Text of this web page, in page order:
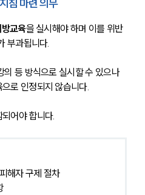
침 마련 의무
교육을 실시해야 하며 이를 위반
부과됩니다.
의 등 방식으로 실시할 수 있으나
로 인정되지 않습니다.
어야 합니다.
해자 구제 절차